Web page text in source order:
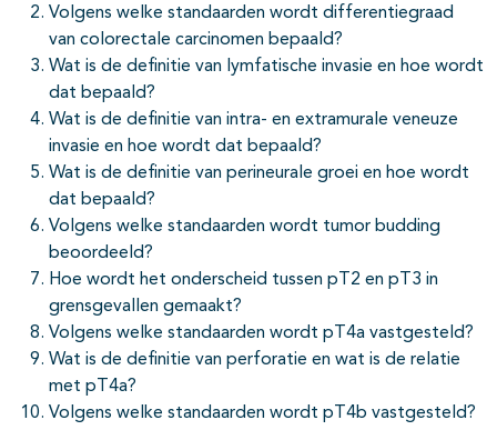
open- en dichtklappen
open- en dichtklappen
open- en dichtklappen
open- en dichtklappen
open- en dichtklappen
open- en dichtklappen
open- en dichtklappen
Volgens welke standaarden wordt differentiegraad
van colorectale carcinomen bepaald?
Wat is de definitie van lymfatische invasie en hoe wordt
dat bepaald?
Wat is de definitie van intra- en extramurale veneuze
invasie en hoe wordt dat bepaald?
Wat is de definitie van perineurale groei en hoe wordt
dat bepaald?
Volgens welke standaarden wordt tumor budding
beoordeeld?
Hoe wordt het onderscheid tussen pT2 en pT3 in
grensgevallen gemaakt?
Volgens welke standaarden wordt pT4a vastgesteld?
Wat is de definitie van perforatie en wat is de relatie
met pT4a?
Volgens welke standaarden wordt pT4b vastgesteld?